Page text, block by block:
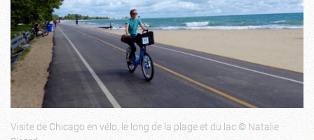
Visite de Chicago en vélo, le long de la plage et du lac © Natalie